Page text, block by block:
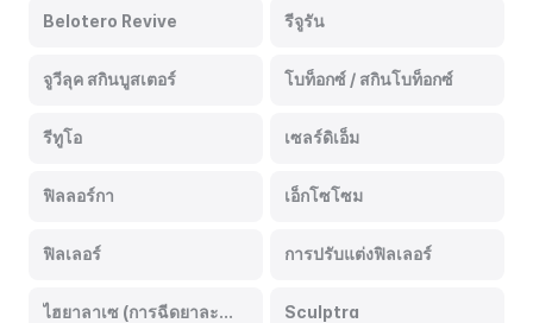
Belotero Revive รีจูรัน
จูวีลุค สกินบูสเตอร์ โบท็อกซ์ / สกินโบท็อกซ์
รีทูโอ เซลร์ดิเอ็ม
ฟิลลอร์กา เอ็กโซโซม
ฟิลเลอร์ การปรับแต่งฟิลเลอร์
ไฮยาลาเซ (การฉีดยาละ
Sculptra